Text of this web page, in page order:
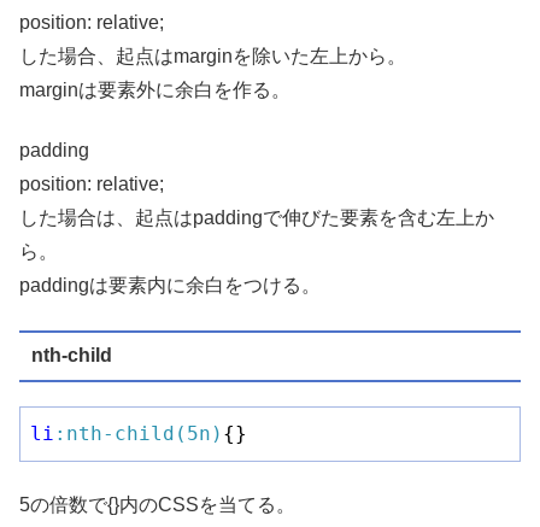
position: relative;
した場合、起点はmarginを除いた左上から。
marginは要素外に余白を作る。
padding
position: relative;
した場合は、起点はpaddingで伸びた要素を含む左上か
ら。
paddingは要素内に余白をつける。
nth-child
li :nth-child(5n) {}
5の倍数で{}内のCSSを当てる。